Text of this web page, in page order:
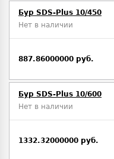
Бур SDS-Plus 10/450
Нет в наличии
887.86000000 руб.
Бур SDS-Plus 10/600
Нет в наличии
1332.32000000 руб.